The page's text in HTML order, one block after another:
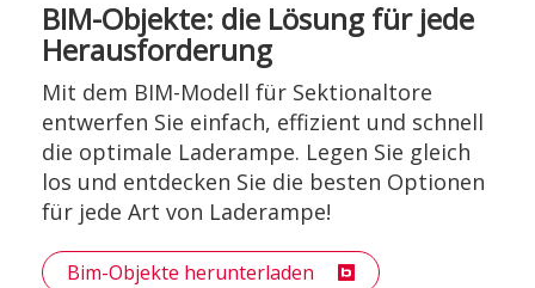
BIM-Objekte: die Lösung für jede
Herausforderung
Mit dem BIM-Modell für Sektionaltore
entwerfen Sie einfach, effizient und schnell
die optimale Laderampe. Legen Sie gleich
los und entdecken Sie die besten Optionen
für jede Art von Laderampe!
Bim-Objekte herunterladen